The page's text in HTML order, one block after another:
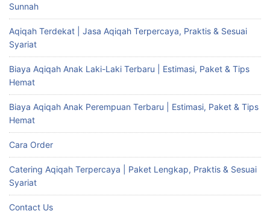
Sunnah
Aqiqah Terdekat | Jasa Aqiqah Terpercaya, Praktis & Sesuai
Syariat
Biaya Aqiqah Anak Laki-Laki Terbaru | Estimasi, Paket & Tips
Hemat
Biaya Aqiqah Anak Perempuan Terbaru | Estimasi, Paket & Tips
Hemat
Cara Order
Catering Aqiqah Terpercaya | Paket Lengkap, Praktis & Sesuai
Syariat
Contact Us